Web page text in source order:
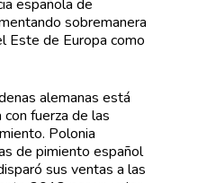
española de
sobremanera
Este de Europa como
alemanas está
fuerza de las
Polonia
de pimiento español
sus ventas a las